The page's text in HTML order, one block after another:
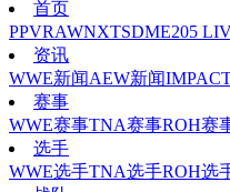
首页
PPVRAWNXTSDME205
资讯
WWE新闻AEW新闻
赛事
WWE赛事TNA赛事ROH赛
选手
WWE选手TNA选手ROH选